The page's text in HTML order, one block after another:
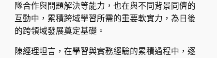
隊合作與問題解決等能力，也在與不同背景同儕的
互動中，累積跨域學習所需的重要軟實力，為日後
的跨領域發展奠定基礎。
陳經理坦言，在學習與實務經驗的累積過程中，逐